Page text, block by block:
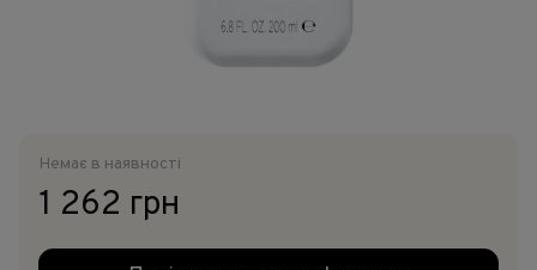
Немає в наявності
1 262 грн